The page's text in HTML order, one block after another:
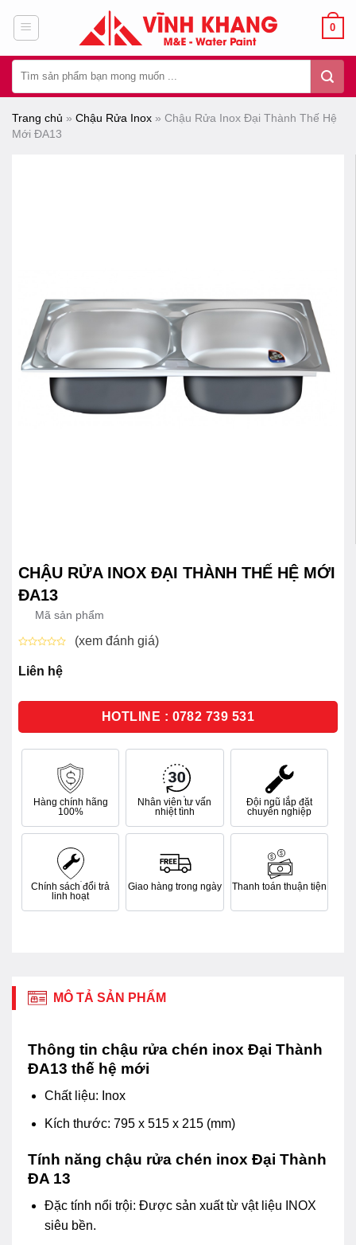
dung
0
kiếm:
Trang chủ » Chậu Rửa Inox » Chậu Rửa Inox Đại Thành Thế Hệ
Mới ĐA13
CHẬU RỬA INOX ĐẠI THÀNH THẾ HỆ MỚI
ĐA13
Mã sản phẩm
xếp
hạng
sao
(xem đánh giá)
Liên hệ
HOTLINE : 0782 739 531
Hàng chính hãng
100%
Nhân viên tư vấn
nhiệt tình
Đội ngũ lắp đặt
chuyên nghiệp
Chính sách đổi trả
linh hoạt
Giao hàng trong ngày Thanh toán thuận tiện
MÔ TẢ SẢN PHẨM
Thông tin chậu rửa chén inox Đại Thành
ĐA13 thế hệ mới
Chất liệu: Inox
Kích thước: 795 x 515 x 215 (mm)
Tính năng chậu rửa chén inox Đại Thành
ĐA 13
Đặc tính nổi trội: Được sản xuất từ vật liệu INOX
siêu bền.